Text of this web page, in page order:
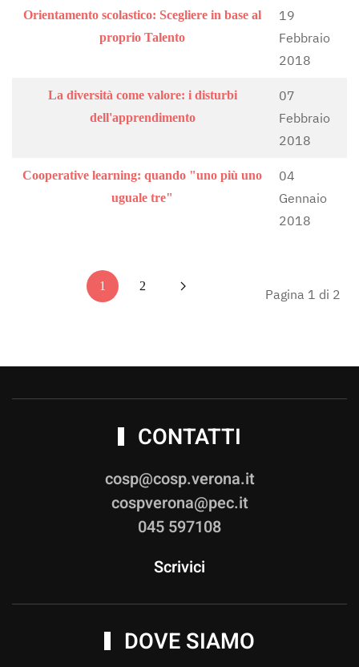
Orientamento scolastico: Scegliere in base al
proprio Talento
19
Febbraio
2018
La diversità come valore: i disturbi
dell'apprendimento
07
Febbraio
2018
Cooperative learning: quando "uno più uno
uguale tre"
04
Gennaio
2018
Pagina 1 di 2
1 2
CONTATTI
cosp@cosp.verona.it
cospverona@pec.it
045 597108
Scrivici
DOVE SIAMO